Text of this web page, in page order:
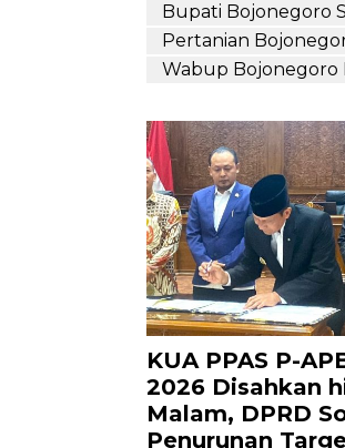
Bupati Bojonegoro
Pertanian
Wabup Bojonegoro
KUA PPAS P-
2026 Disahkan
Malam, DPRD
Penurunan